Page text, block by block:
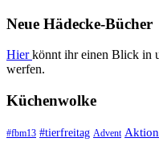
Neue Hädecke-Bücher
Hierkönnt ihr einen Blick in
werfen.
Küchenwolke
#fbm13 #tierfreitag Advent Aktion